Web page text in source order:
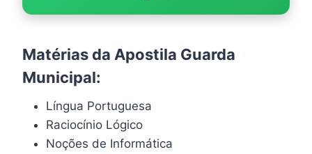
Matérias da Apostila Guarda
Municipal:
Língua Portuguesa
Raciocínio Lógico
Noções de Informática